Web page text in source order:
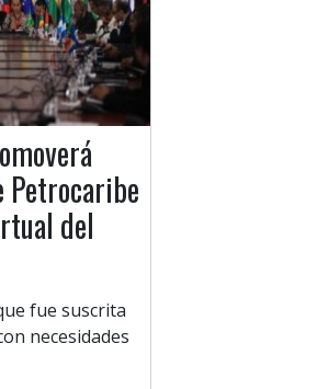
del
fue suscrita
necesidades